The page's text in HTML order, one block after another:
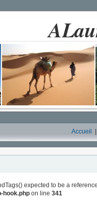
Accueil
expected to be a
hook.php on line 341